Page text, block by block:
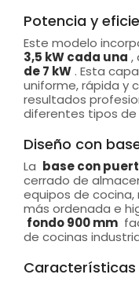
Potencia y
Este modelo
3,5 kW cada una ,
de 7 kW . Esta
uniforme, rápida y
resultados
diferentes tipos de
Diseño con
La base con
cerrado de
equipos de
más ordenada e
fondo 900 mm
de cocinas
Características